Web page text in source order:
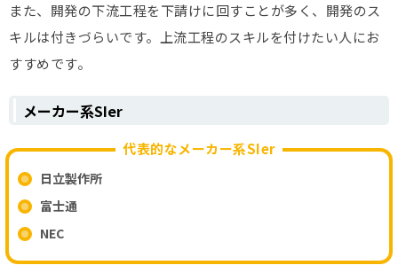
また、開発の下流工程を下請けに回すことが多く、開発のス
キルは付きづらいです。上流工程のスキルを付けたい人にお
すすめです。
メーカー系SIer
代表的なメーカー系SIer
日立製作所
富士通
NEC